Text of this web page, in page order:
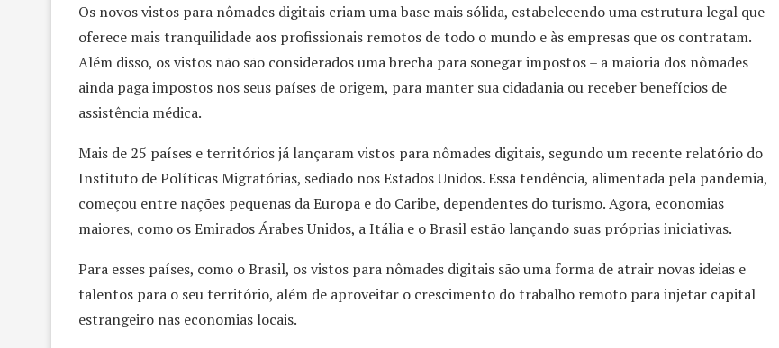
Os novos vistos para nômades digitais criam uma base mais sólida, estabelecendo uma estrutura legal que
oferece mais tranquilidade aos profissionais remotos de todo o mundo e às empresas que os contratam.
Além disso, os vistos não são considerados uma brecha para sonegar impostos – a maioria dos nômades
ainda paga impostos nos seus países de origem, para manter sua cidadania ou receber benefícios de
assistência médica.
Mais de 25 países e territórios já lançaram vistos para nômades digitais, segundo um recente relatório do
Instituto de Políticas Migratórias, sediado nos Estados Unidos. Essa tendência, alimentada pela pandemia,
começou entre nações pequenas da Europa e do Caribe, dependentes do turismo. Agora, economias
maiores, como os Emirados Árabes Unidos, a Itália e o Brasil estão lançando suas próprias iniciativas.
Para esses países, como o Brasil, os vistos para nômades digitais são uma forma de atrair novas ideias e
talentos para o seu território, além de aproveitar o crescimento do trabalho remoto para injetar capital
estrangeiro nas economias locais.